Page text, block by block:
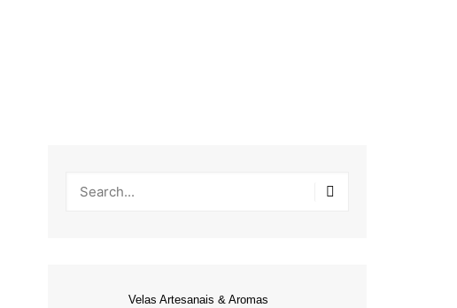
Velas Artesanais & Aromas